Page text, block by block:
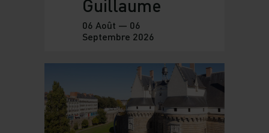
Guillaume
06 Août — 06
Septembre 2026